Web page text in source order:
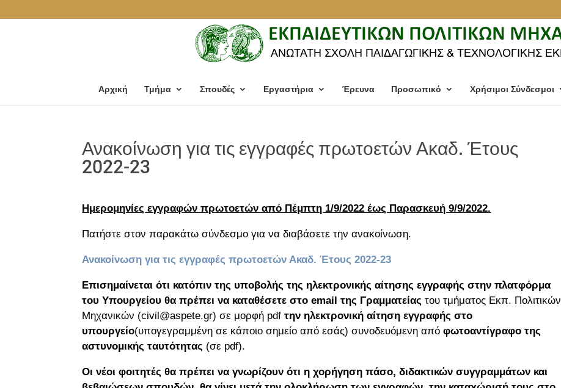
Αρχική Τμήμα Σπουδές Εργαστήρια Έρευνα Προσωπικό Χρήσιμοι Σύνδεσμοι
Ανακοίνωση για τις εγγραφές πρωτοετών Ακαδ. Έτους
2022-23
Ημερομηνίες εγγραφών πρωτοετών από Πέμπτη 1/9/2022 έως Παρασκευή 9/9/2022.
Πατήστε στον παρακάτω σύνδεσμο για να διαβάσετε την ανακοίνωση.
Ανακοίνωση για τις εγγραφές πρωτοετών Ακαδ. Έτους 2022-23
Επισημαίνεται ότι κατόπιν της υποβολής της ηλεκτρονικής αίτησης εγγραφής στην πλατφόρμα
του Υπουργείου θα πρέπει να καταθέσετε στο email της Γραμματείας του τμήματος Εκπ. Πολιτικών
Μηχανικών (civil@aspete.gr) σε μορφή pdfτην ηλεκτρονική αίτηση εγγραφής στο
υπουργείο(υπογεγραμμένη σε κάποιο σημείο από εσάς) συνοδευόμενη απόφωτοαντίγραφο της
αστυνομικής ταυτότητας (σε pdf).
Οι νέοι φοιτητές θα πρέπει να γνωρίζουν ότι η χορήγηση πάσο, διδακτικών συγγραμμάτων και